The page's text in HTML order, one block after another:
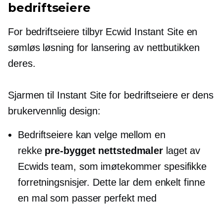
bedriftseiere
For bedriftseiere tilbyr Ecwid Instant Site en
sømløs løsning for lansering av nettbutikken
deres.
Sjarmen til Instant Site for bedriftseiere er dens
brukervennlig design:
Bedriftseiere kan velge mellom en
rekke pre-byggetnettstedmaler laget av
Ecwids team, som imøtekommer spesifikke
forretningsnisjer. Dette lar dem enkelt finne
en mal som passer perfekt med